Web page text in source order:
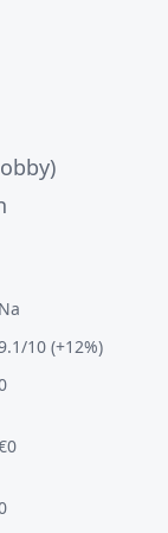
Na
10 (+12%)